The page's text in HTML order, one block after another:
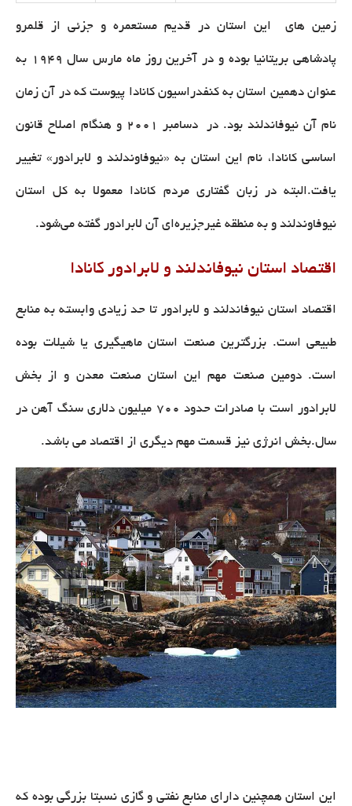
زمین های این استان در قدیم مستعمره و جزئی از قلمرو
پادشاهی بریتانیا بوده و در آخرین روز ماه مارس سال ۱۹۴۹ به
عنوان دهمین استان به کنفدراسیون کانادا پیوست که در آن زمان
نام آن نیوفاندلند بود. در دسامبر ۲۰۰۱ و هنگام اصلاح قانون
اساسی کانادا، نام این استان به «نیوفاوندلند و لابرادور» تغییر
یافت.البته در زبان گفتاری مردم کانادا معمولا به کل استان
نیوفاوندلند و به منطقه غیرجزیره‌ای آن لابرادور گفته می‌شود.
اقتصاد استان نیوفاندلند و لابرادور کانادا
اقتصاد استان نیوفاندلند و لابرادور تا حد زیادی وابسته به منابع
طبیعی است. بزرگترین صنعت استان ماهیگیری یا شیلات بوده
است. دومین صنعت مهم این استان صنعت معدن و از بخش
لابرادور است با صادرات حدود 700 میلیون دلاری سنگ آهن در
سال.بخش انرژی نیز قسمت مهم دیگری از اقتصاد می باشد.
این استان همچنین دارای منابع نفتی و گازی نسبتا بزرگی بوده که